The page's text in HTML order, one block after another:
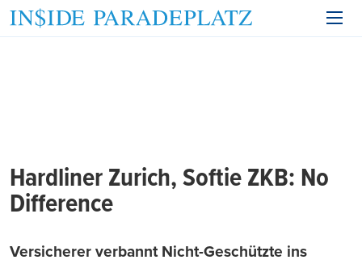
Hardliner Zurich, Softie ZKB: No
Difference
Versicherer verbannt Nicht-Geschützte ins